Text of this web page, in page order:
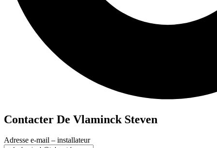
Contacter De Vlaminck Steven
Adresse e-mail – installateur